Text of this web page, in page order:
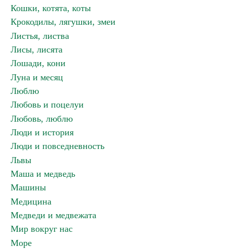
Кошки, котята, коты
Крокодилы, лягушки, змеи
Листья, листва
Лисы, лисята
Лошади, кони
Луна и месяц
Люблю
Любовь и поцелуи
Любовь, люблю
Люди и история
Люди и повседневность
Львы
Маша и медведь
Машины
Медицина
Медведи и медвежата
Мир вокруг нас
Море